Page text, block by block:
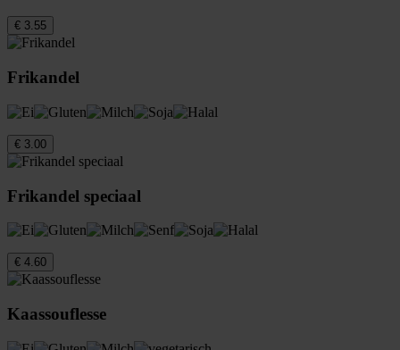
€ 3.55
Frikandel
€ 3.00
Frikandel speciaal
€ 4.60
Kaassouflesse